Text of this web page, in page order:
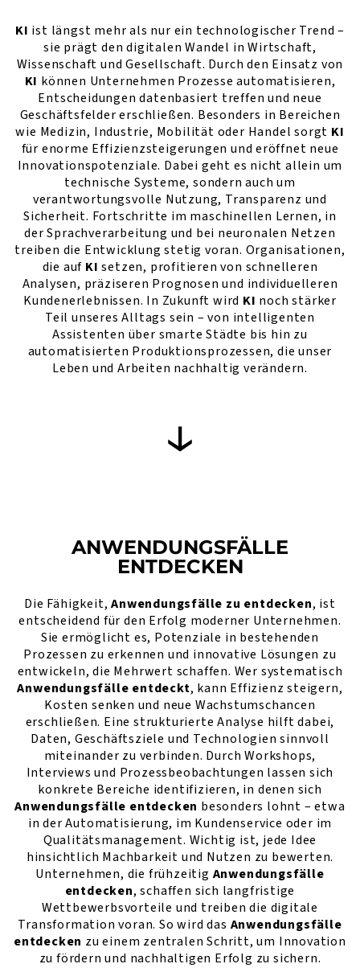
KI ist längst mehr als nur ein technologischer Trend –
sie prägt den digitalen Wandel in Wirtschaft,
Wissenschaft und Gesellschaft. Durch den Einsatz von
KI können Unternehmen Prozesse automatisieren,
Entscheidungen datenbasiert treffen und neue
Geschäftsfelder erschließen. Besonders in Bereichen
wie Medizin, Industrie, Mobilität oder Handel sorgt KI
für enorme Effizienzsteigerungen und eröffnet neue
Innovationspotenziale. Dabei geht es nicht allein um
technische Systeme, sondern auch um
verantwortungsvolle Nutzung, Transparenz und
Sicherheit. Fortschritte im maschinellen Lernen, in
der Sprachverarbeitung und bei neuronalen Netzen
treiben die Entwicklung stetig voran. Organisationen,
die auf KI setzen, profitieren von schnelleren
Analysen, präziseren Prognosen und individuelleren
Kundenerlebnissen. In Zukunft wird KI noch stärker
Teil unseres Alltags sein – von intelligenten
Assistenten über smarte Städte bis hin zu
automatisierten Produktionsprozessen, die unser
Leben und Arbeiten nachhaltig verändern.
ANWENDUNGSFÄLLE
ENTDECKEN
Die Fähigkeit,Anwendungsfälle zu entdecken, ist
entscheidend für den Erfolg moderner Unternehmen.
Sie ermöglicht es, Potenziale in bestehenden
Prozessen zu erkennen und innovative Lösungen zu
entwickeln, die Mehrwert schaffen. Wer systematisch
Anwendungsfälle entdeckt, kann Effizienz steigern,
Kosten senken und neue Wachstumschancen
erschließen. Eine strukturierte Analyse hilft dabei,
Daten, Geschäftsziele und Technologien sinnvoll
miteinander zu verbinden. Durch Workshops,
Interviews und Prozessbeobachtungen lassen sich
konkrete Bereiche identifizieren, in denen sich
Anwendungsfälle entdecken besonders lohnt – etwa
in der Automatisierung, im Kundenservice oder im
Qualitätsmanagement. Wichtig ist, jede Idee
hinsichtlich Machbarkeit und Nutzen zu bewerten.
Unternehmen, die frühzeitig Anwendungsfälle
entdecken, schaffen sich langfristige
Wettbewerbsvorteile und treiben die digitale
Transformation voran. So wird das Anwendungsfälle
entdecken zu einem zentralen Schritt, um Innovation
zu fördern und nachhaltigen Erfolg zu sichern.